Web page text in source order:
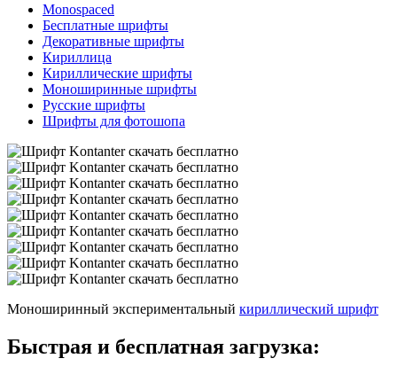
Monospaced
Бесплатные шрифты
Декоративные шрифты
Кириллица
Кириллические шрифты
Моноширинные шрифты
Русские шрифты
Шрифты для фотошопа
Моноширинный экспериментальный кириллический шрифт
Быстрая и бесплатная загрузка: